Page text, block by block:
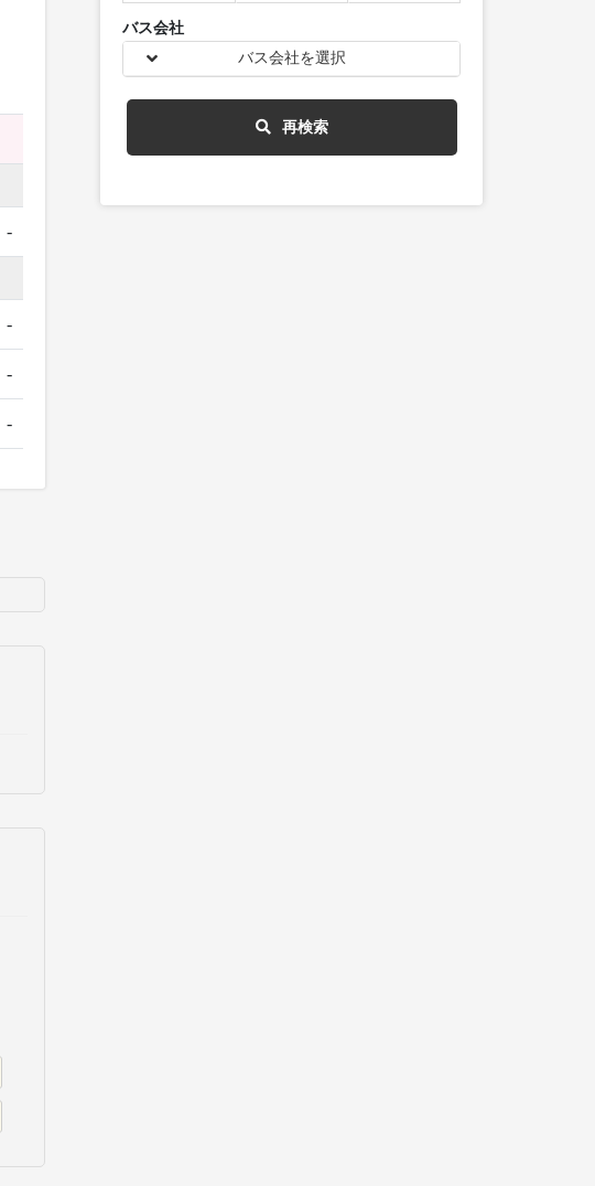
-
-
-
-
バス会社
バス会社を選択
再検索